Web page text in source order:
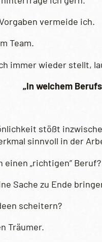
vermeide ich.
Team.
immer wieder stellt,
„In welchem
stößt
sinnvoll in der
„richtigen” Beruf?
Sache zu Ende
scheitern?
Träumer.